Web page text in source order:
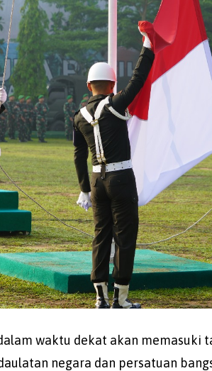
waktu dekat akan memasuki
negara dan persatuan